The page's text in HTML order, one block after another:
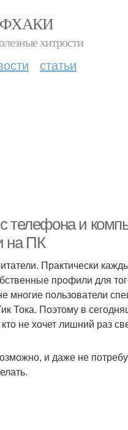
хитрости
статьи
телефона и
на ПК
Практически
профили для
многие пользователи
Тока. Поэтому в
не хочет лишний раз
и даже не